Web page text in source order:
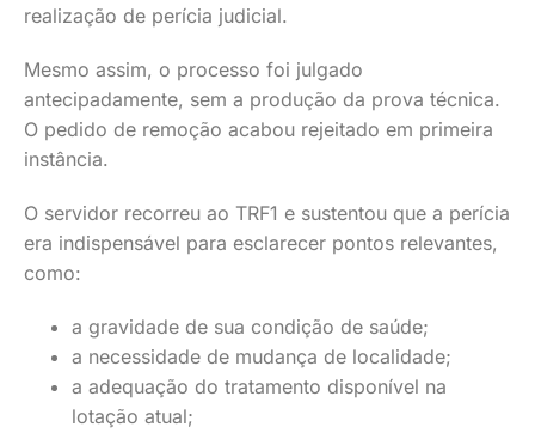
realização de perícia judicial.
Mesmo assim, o processo foi julgado
antecipadamente, sem a produção da prova técnica.
O pedido de remoção acabou rejeitado em primeira
instância.
O servidor recorreu ao TRF1 e sustentou que a perícia
era indispensável para esclarecer pontos relevantes,
como:
a gravidade de sua condição de saúde;
a necessidade de mudança de localidade;
a adequação do tratamento disponível na
lotação atual;